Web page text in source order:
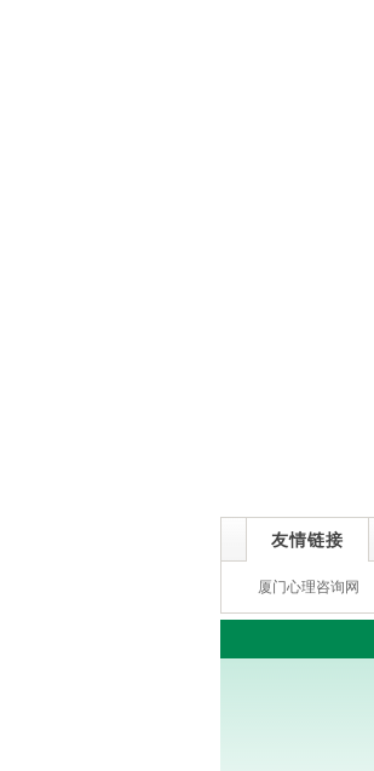
友情链接
厦门心理咨询网